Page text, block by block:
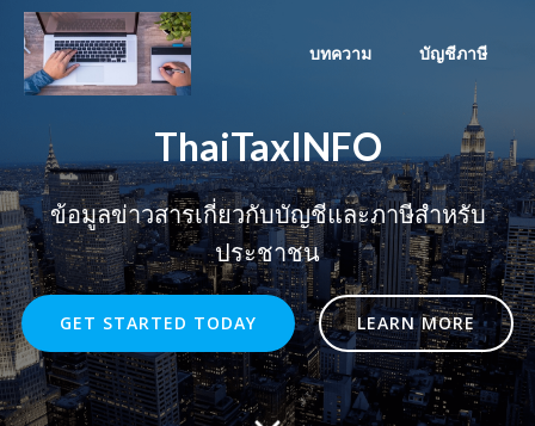
บทความ บัญชีภาษี
ThaiTaxINFO
ข้อมูลข่าวสารเกี่ยวกับบัญชีและภาษีสำหรับ
ประชาชน
GET STARTED TODAY LEARN MORE